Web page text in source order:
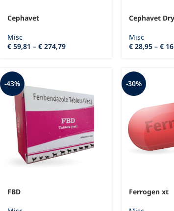
Cephavet
Misc
€ 59,81 – € 274,79
Cephavet
Misc
€ 28,95 – €
-43%
FBD
-30%
Ferrogen xt